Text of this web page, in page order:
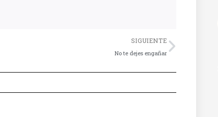
SIGUIENTE
No te dejes engañar
Next